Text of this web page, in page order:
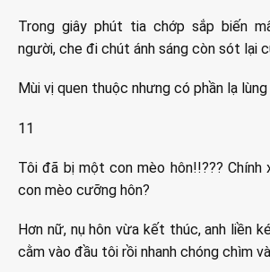
Trong giây phút tia chớp sắp biến
người, che đi chút ánh sáng còn sót lại
Mùi vị quen thuộc nhưng có phần lạ
11
Tôi đã bị một con mèo hôn!!???
con mèo cưỡng hôn?
Hơn nữ, nụ hôn vừa kết thúc, anh liền
cằm vào đầu tôi rồi nhanh chóng chìm